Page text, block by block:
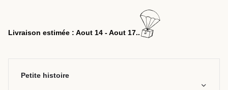
Livraison estimée : Aout 14 - Aout 17..
Petite histoire